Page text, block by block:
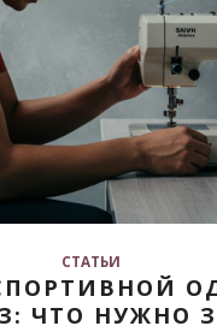
СТАТЬИ
ЧТО НУЖНО